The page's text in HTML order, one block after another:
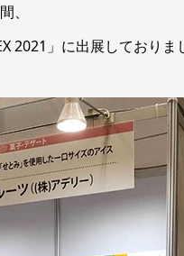
、
2021」に出展しておりま